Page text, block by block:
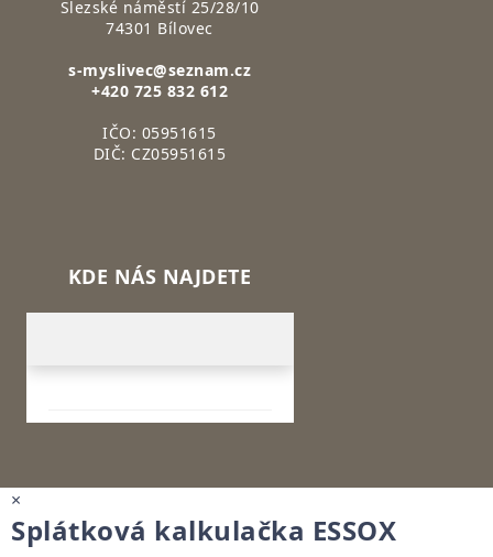
Slezské náměstí 25/28/10
74301 Bílovec
s-myslivec@seznam.cz
+420 725 832 612
IČO: 05951615
DIČ: CZ05951615
KDE NÁS NAJDETE
×
Splátková kalkulačka ESSOX